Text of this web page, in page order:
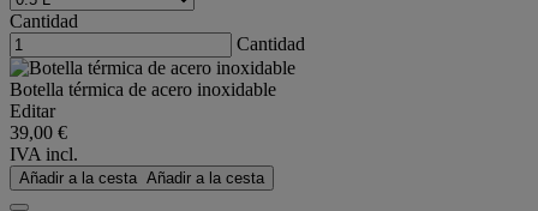
Cantidad
Cantidad
Botella térmica de acero inoxidable
Editar
39,00 €
IVA incl.
Añadir a la cesta Añadir a la cesta